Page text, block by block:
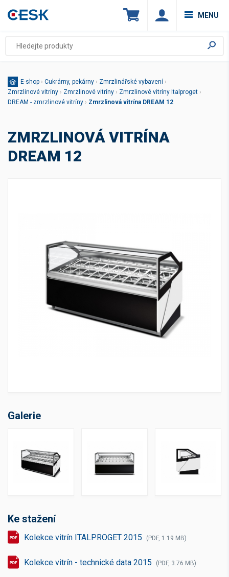
MENU
E-shop › Cukrárny, pekárny › Zmrzlinářské vybavení ›
Zmrzlinové vitríny › Zmrzlinové vitríny › Zmrzlinové vitríny Italproget ›
DREAM - zmrzlinové vitríny › Zmrzlinová vitrína DREAM 12
ZMRZLINOVÁ VITRÍNA
DREAM 12
Galerie
Ke stažení
Kolekce vitrín ITALPROGET 2015 (PDF, 1.19 MB)
Kolekce vitrín - technické data 2015 (PDF, 3.76 MB)